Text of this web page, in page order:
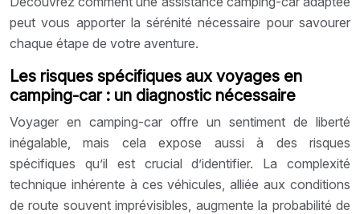
peut vous apporter la sérénité nécessaire pour savourer
chaque étape de votre aventure.
Les risques spécifiques aux voyages en
camping-car : un diagnostic nécessaire
Voyager en camping-car offre un sentiment de liberté
inégalable, mais cela expose aussi à des risques
spécifiques qu’il est crucial d’identifier. La complexité
technique inhérente à ces véhicules, alliée aux conditions
de route souvent imprévisibles, augmente la probabilité de